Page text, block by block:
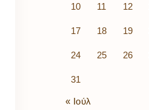
10 11 12
17 18 19
24 25 26
31
« Ιούλ